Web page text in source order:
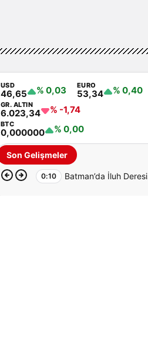
USD
46,65 % 0,03 EURO
53,34 % 0,40
GR. ALTIN
6.023,34 % -1,74
BTC
0,000000 % 0,00
Son Gelişmeler
0:10 Batman’da İluh Deresi